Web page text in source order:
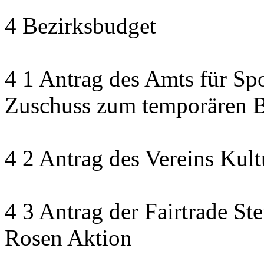
4 Bezirksbudget
4 1 Antrag des Amts für
Zuschuss zum temporären
4 2 Antrag des Vereins
4 3 Antrag der Fairtrade
Rosen Aktion